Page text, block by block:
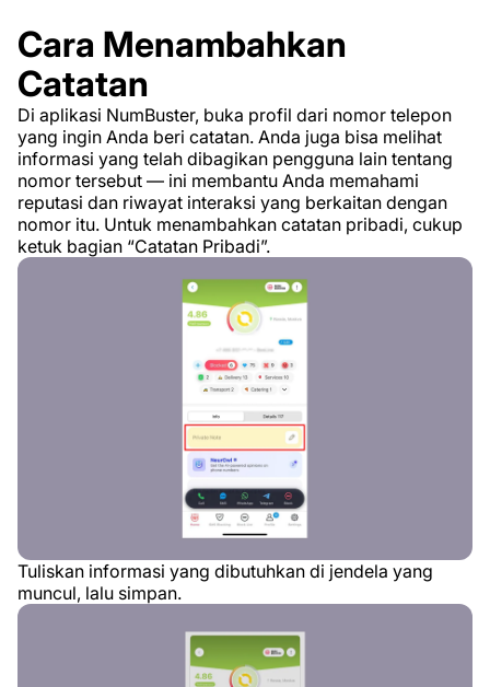
Cara Menambahkan
Catatan
Di aplikasi NumBuster, buka profil dari nomor telepon
yang ingin Anda beri catatan. Anda juga bisa melihat
informasi yang telah dibagikan pengguna lain tentang
nomor tersebut — ini membantu Anda memahami
reputasi dan riwayat interaksi yang berkaitan dengan
nomor itu. Untuk menambahkan catatan pribadi, cukup
ketuk bagian “Catatan Pribadi”.
Tuliskan informasi yang dibutuhkan di jendela yang
muncul, lalu simpan.